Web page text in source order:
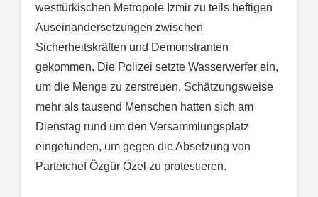
westtürkischen Metropole Izmir zu teils heftigen
Auseinandersetzungen zwischen
Sicherheitskräften und Demonstranten
gekommen. Die Polizei setzte Wasserwerfer ein,
um die Menge zu zerstreuen. Schätzungsweise
mehr als tausend Menschen hatten sich am
Dienstag rund um den Versammlungsplatz
eingefunden, um gegen die Absetzung von
Parteichef Özgür Özel zu protestieren.